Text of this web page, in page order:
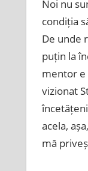
Noi nu
condiția
De unde
puțin la
mentor e
vizionat
acela,
mă